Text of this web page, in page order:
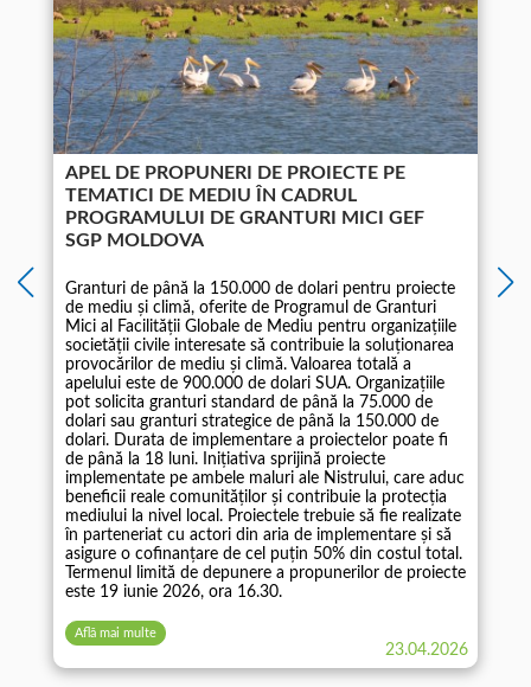
APEL DE PROPUNERI DE PROIECTE PE
TEMATICI DE MEDIU ÎN CADRUL
PROGRAMULUI DE GRANTURI MICI GEF
SGP MOLDOVA
Granturi de până la 150.000 de dolari pentru proiecte
de mediu și climă, oferite de Programul de Granturi
Mici al Facilității Globale de Mediu pentru organizațiile
societății civile interesate să contribuie la soluționarea
provocărilor de mediu și climă. Valoarea totală a
apelului este de 900.000 de dolari SUA. Organizațiile
pot solicita granturi standard de până la 75.000 de
dolari sau granturi strategice de până la 150.000 de
dolari. Durata de implementare a proiectelor poate fi
de până la 18 luni. Inițiativa sprijină proiecte
implementate pe ambele maluri ale Nistrului, care aduc
beneficii reale comunităților și contribuie la protecția
mediului la nivel local. Proiectele trebuie să fie realizate
în parteneriat cu actori din aria de implementare și să
asigure o cofinanțare de cel puțin 50% din costul total.
Termenul limită de depunere a propunerilor de proiecte
este 19 iunie 2026, ora 16.30.
Află mai multe
23.04.2026